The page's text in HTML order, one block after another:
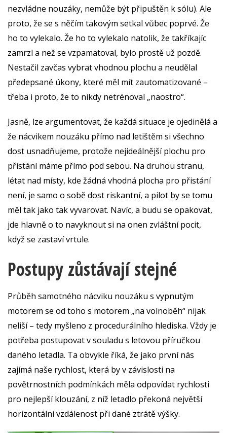
nezvládne nouzáky, nemůže být připuštěn k sólu). Ale
proto, že se s něčím takovým setkal vůbec poprvé. Že
ho to vylekalo. Že ho to vylekalo natolik, že takříkajíc
zamrzl a než se vzpamatoval, bylo prostě už pozdě.
Nestačil zavčas vybrat vhodnou plochu a neudělal
předepsané úkony, které měl mít zautomatizované –
třeba i proto, že to nikdy netrénoval „naostro“.
Jasně, lze argumentovat, že každá situace je ojedinělá a
že nácvikem nouzáku přímo nad letištěm si všechno
dost usnadňujeme, protože nejideálnější plochu pro
přistání máme přímo pod sebou. Na druhou stranu,
létat nad místy, kde žádná vhodná plocha pro přistání
není, je samo o sobě dost riskantní, a pilot by se tomu
měl tak jako tak vyvarovat. Navíc, a budu se opakovat,
jde hlavně o to navyknout si na onen zvláštní pocit,
když se zastaví vrtule.
Postupy zůstávají stejné
Průběh samotného nácviku nouzáku s vypnutým
motorem se od toho s motorem „na volnoběh“ nijak
neliší – tedy myšleno z procedurálního hlediska. Vždy je
potřeba postupovat v souladu s letovou příručkou
daného letadla. Ta obvykle říká, že jako první nás
zajímá naše rychlost, která by v závislosti na
povětrnostních podmínkách měla odpovídat rychlosti
pro nejlepší klouzání, z níž letadlo překoná největší
horizontální vzdálenost při dané ztrátě výšky.